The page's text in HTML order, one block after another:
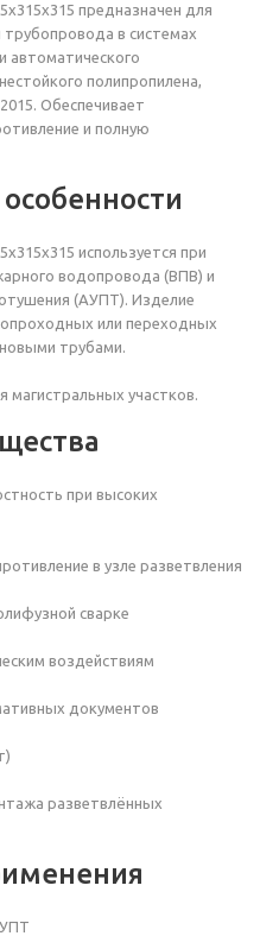
предназначен для
в системах
автоматического
полипропилена,
Обеспечивает
и полную
используется при
водопровода (ВПВ) и
(АУПТ). Изделие
или переходных
трубами.
магистральных участков.
при высоких
в узле разветвления
сварке
воздействиям
документов
разветвлённых